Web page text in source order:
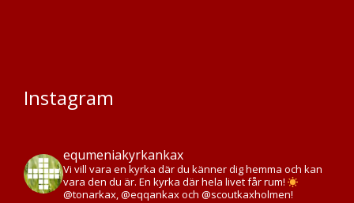
Instagram
equmeniakyrkankax
Vi vill vara en kyrka där du känner dig hemma och kan
vara den du är. En kyrka där hela livet får rum!
@tonarkax, @eqqankax och @scoutkaxholmen!